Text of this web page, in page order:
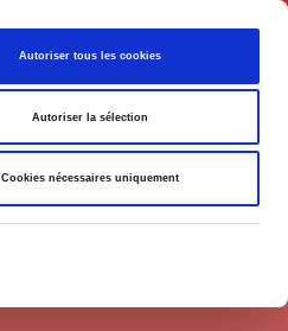
Autoriser tous les cookies
Autoriser la sélection
Cookies nécessaires uniquement